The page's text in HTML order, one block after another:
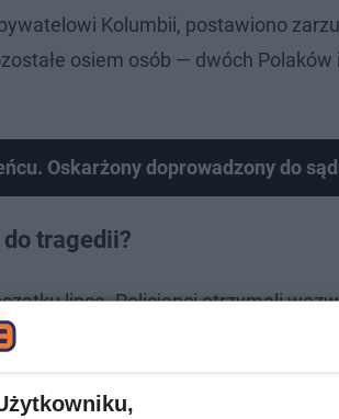
Kolumbii, postawiono
osiem osób — dwóch
Oskarżony doprowadzony do
tragedii?
lipca. Policjanci otrzymali
dotychczasowych ustaleń policji
późniejszą ofiarą i głównym
świeckiego, który zmarł w